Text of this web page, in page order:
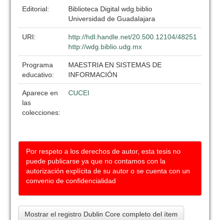
Editorial:
Biblioteca Digital wdg.biblio
Universidad de Guadalajara
URI:
http://hdl.handle.net/20.500.12104/48251
http://wdg.biblio.udg.mx
Programa
educativo:
MAESTRIA EN SISTEMAS DE
INFORMACIÓN
Aparece en
las
colecciones:
CUCEI
Por respeto a los derechos de autor, esta tesis no
puede publicarse ya que no contamos con la
autorización explícita de su autor o se cuenta con un
convenio de confidencialidad
Mostrar el registro Dublin Core completo del ítem